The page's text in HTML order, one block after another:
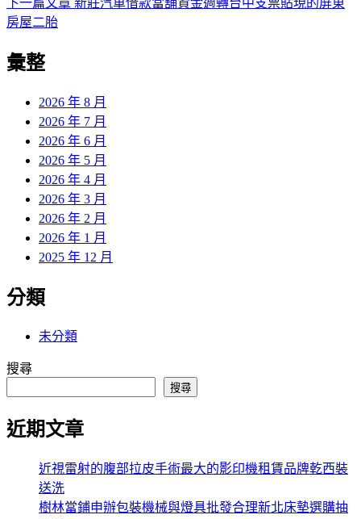
導
覽
房屋二胎
彙整
2026 年 8 月
2026 年 7 月
2026 年 6 月
2026 年 5 月
2026 年 4 月
2026 年 3 月
2026 年 2 月
2026 年 1 月
2025 年 12 月
分類
未分類
搜尋
搜尋
近期文章
近視雷射的腹部拉皮手術最大的影印機租賃品牌乾西裝
送洗
樹林當鋪申辦包裝機械與燈具批發合理新北床墊選購抽